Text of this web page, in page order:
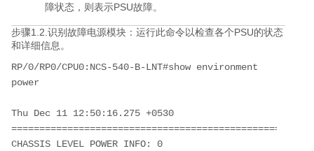
障状态，则表示PSU故障。
步骤1.2.识别故障电源模块：运行此命令以检查各个PSU的状态
和详细信息。
RP/0/RP0/CPU0:NCS-540-B-LNT#show environment
power
Thu Dec 11 12:50:16.275 +0530
CHASSIS LEVEL POWER INFO: 0